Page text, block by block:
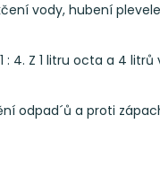
vody, hubení
Z 1 litru octa a 4
odpad´ů a proti